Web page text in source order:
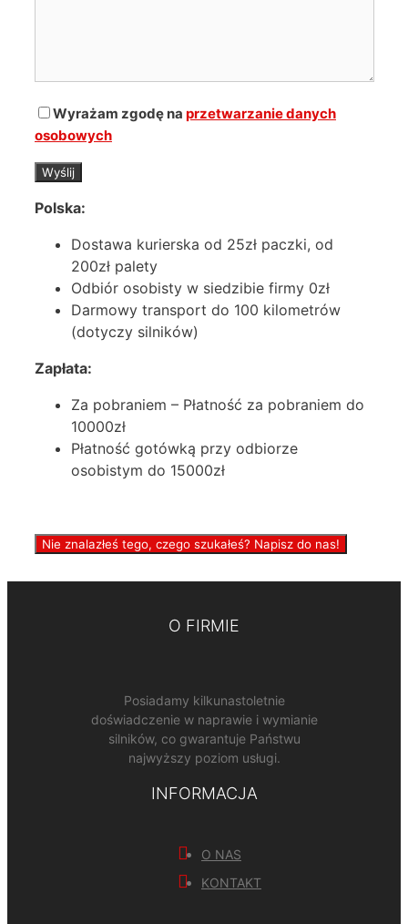
Wyrażam zgodę na przetwarzanie danych
osobowych
Polska:
Dostawa kurierska od 25zł paczki, od
200zł palety
Odbiór osobisty w siedzibie firmy 0zł
Darmowy transport do 100 kilometrów
(dotyczy silników)
Zapłata:
Za pobraniem – Płatność za pobraniem do
10000zł
Płatność gotówką przy odbiorze
osobistym do 15000zł
Nie znalazłeś tego, czego szukałeś? Napisz do nas!
O FIRMIE
Posiadamy kilkunastoletnie
doświadczenie w naprawie i wymianie
silników, co gwarantuje Państwu
najwyższy poziom usługi.
INFORMACJA
O NAS
KONTAKT